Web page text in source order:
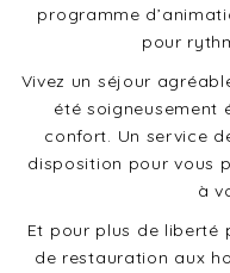
programme
pour
Vivez un séjour
été soigneusement
confort. Un service
disposition pour vous
à
Et pour plus de liberté
de restauration aux